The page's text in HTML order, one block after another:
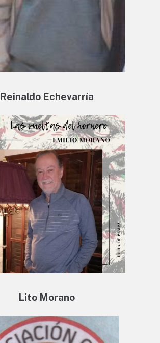
Reinaldo Echevarría
Lito Morano